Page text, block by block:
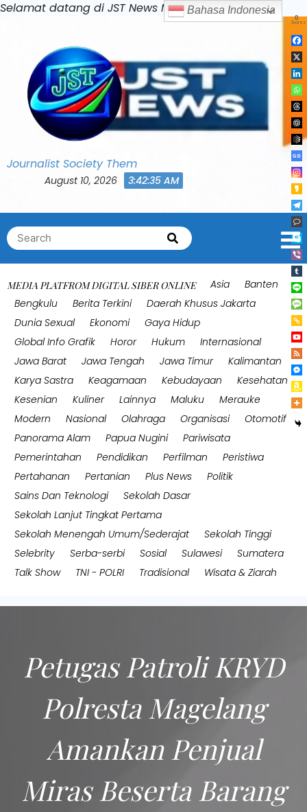
Selamat datang di JST News MediaSkip
to
Journalist Society Them
August 10, 2026 3:42:39 AM
Search
for:
Search
MEDIA PLATFROM DIGITAL SIBER ONLINE Asia
Banten
Bengkulu
Berita Terkini
Daerah Khusus Jakarta
Dunia Sexual
Ekonomi
Gaya Hidup
Global Info Grafik
Horor Hukum
Internasional
Jawa Barat
Jawa Tengah Jawa Timur
Kalimantan
Karya Sastra
Keagamaan Kebudayaan
Kesehatan
Kesenian
Kuliner Lainnya Maluku
Merauke
Modern
Nasional Olahraga Organisasi
Otomotif
Panorama Alam
Papua Nugini
Pariwisata
Pemerintahan
Pendidikan Perfilman
Peristiwa
Pertahanan
Pertanian Plus News
Politik
Sains Dan Teknologi
Sekolah Dasar
Sekolah Lanjut Tingkat Pertama
Sekolah Menengah Umum/Sederajat
Sekolah Tinggi
Selebrity
Serba-serbi Sosial Sulawesi
Sumatera
Talk Show
TNI - POLRI Tradisional Wisata & Ziarah
Petugas Patroli KRYD
Polresta Magelang
Amankan Penjual
Miras Beserta Barang
Bahasa Indonesia